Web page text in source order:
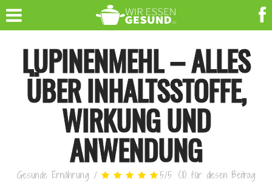
LUPINENMEHL – ALLES
ÜBER INHALTSSTOFFE,
WIRKUNG UND
ANWENDUNG
Gesunde Ernährung / 5/5 (11) für diesen Beitrag